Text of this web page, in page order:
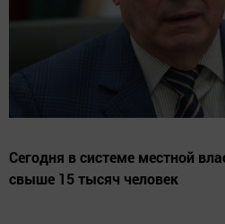
Сегодня в системе местной
свыше 15 тысяч человек